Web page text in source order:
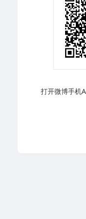
打开微博手机